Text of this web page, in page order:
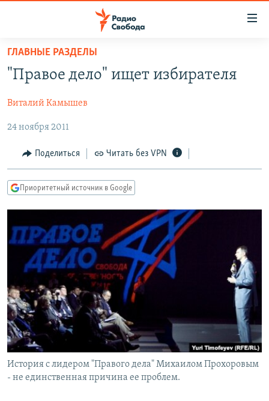
упрощенного
доступа
содержанию
Вернутся
главной
навигации
Вернутся
поиску
ПРОГРАММЫ
ПОДКАСТЫ
АВТОРСКИЕ ПРОЕКТЫ
ЦИТАТЫ СВОБОДЫ
МНЕНИЯ
КУЛЬТУРА
IDEL.РЕАЛИИ
СЕВЕР.РЕАЛИИ
СИБИРЬ.РЕАЛИИ
РАСПИСАНИЕ ВЕЩАНИЯ
ПОДПИШИТЕСЬ НА РАССЫЛКУ
СОЦИАЛЬНЫЕ СЕТИ
ГЛАВНЫЕ РАЗДЕЛЫ
"Правое дело" ищет избирателя
Виталий Камышев
24 ноября 2011
Поделиться Читать без VPN
Приоритетный источник в Google
История с лидером "Правого дела" Михаилом Прохоровым
- не единственная причина ее проблем.